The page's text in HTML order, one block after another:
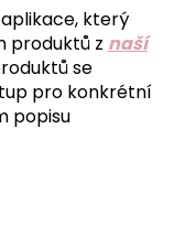
který
produktů z naší
se
pro konkrétní
popisu